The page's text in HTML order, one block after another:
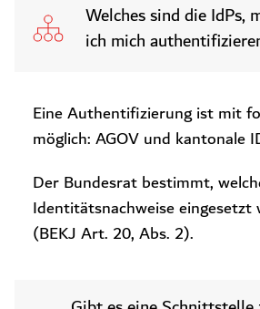
Welches sind die IdPs,
ich mich
Eine Authentifizierung ist mit
möglich: AGOV und kantonale
Der Bundesrat bestimmt,
Identitätsnachweise eingesetzt
(BEKJ Art. 20, Abs. 2).